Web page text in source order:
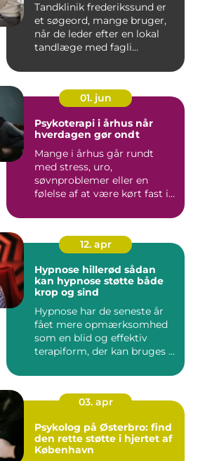
Tandklinik frederikssund er
et søgeord, mange bruger,
når de leder efter en lokal
tandlæge med fagli...
01. jun
Psykoterapi i århus når
hverdagen gør ondt
Mange i århus går rundt
med stress, uro,
søvnproblemer eller en
følelse af at være kørt fast i
12. apr
Hypnose hillerød sådan
kan hypnose støtte både
krop og sind
Hypnose har de seneste år
fået mere opmærksomhed
som en blid og effektiv
terapiform, der kan bruges ...
03. apr
Psykolog på Østerbro: find
den rette støtte i hjertet af
København